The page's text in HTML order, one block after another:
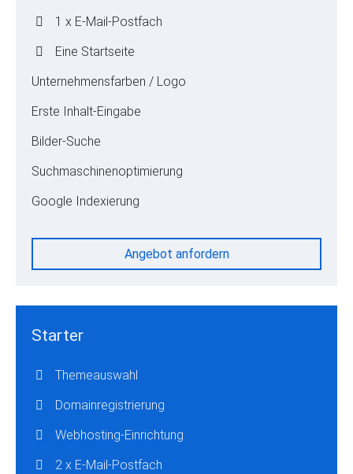
1 x E-Mail-Postfach
Eine Startseite
Unternehmensfarben / Logo
Erste Inhalt-Eingabe
Bilder-Suche
Suchmaschinenoptimierung
Google Indexierung
Angebot anfordern
Starter
Themeauswahl
Domainregistrierung
Webhosting-Einrichtung
2 x E-Mail-Postfach